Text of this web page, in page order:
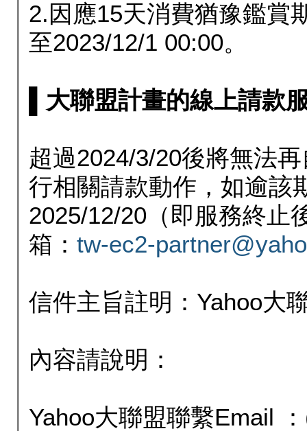
2.因應15天消費猶豫鑑賞
至2023/12/1 00:00。
▌大聯盟計畫的線上請款
超過2024/3/20後將無法
行相關請款動作，如逾該
2025/12/20（即服務終止
箱： tw-ec2-
信件主旨註明：Yahoo大
內容請說明：
Yahoo大聯盟聯繫Email